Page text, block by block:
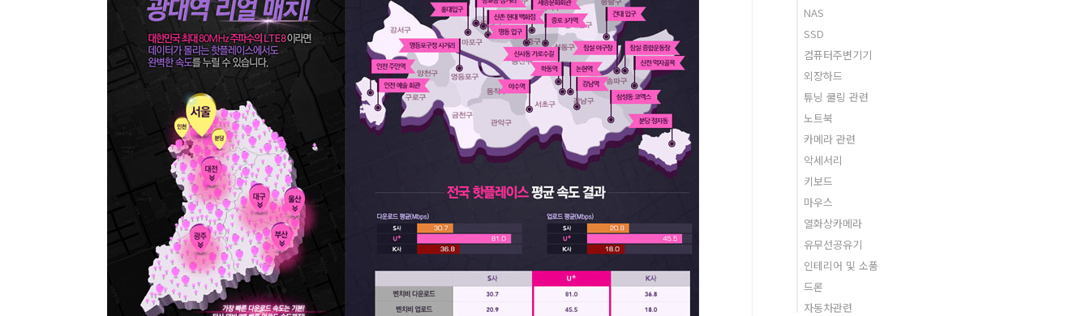
NAS
SSD
컴퓨터주변기기
외장하드
튜닝 쿨링 관련
노트북
카메라 관련
악세서리
키보드
마우스
열화상카메라
유무선공유기
인테리어 및 소품
드론
자동차관련